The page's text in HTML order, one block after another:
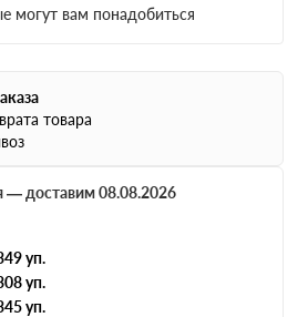
могут вам понадобиться
товара
— доставим 08.08.2026
уп.
уп.
уп.